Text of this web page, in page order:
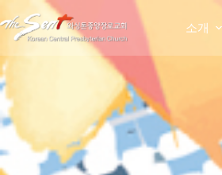
to
소개